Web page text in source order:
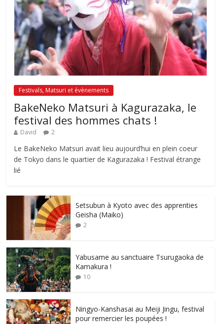
Festivals, Matsuri et évènements
BakeNeko Matsuri à Kagurazaka, le
festival des hommes chats !
David 2
Le BakeNeko Matsuri avait lieu aujourd’hui en plein coeur
de Tokyo dans le quartier de Kagurazaka ! Festival étrange
lié
Setsubun à Kyoto avec des apprenties
Geisha (Maiko)
2
Yabusame au sanctuaire Tsurugaoka de
Kamakura !
10
Ningyo-Kanshasai au Meiji Jingu, festival
pour remercier les poupées !